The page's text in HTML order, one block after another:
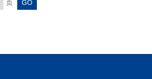
页